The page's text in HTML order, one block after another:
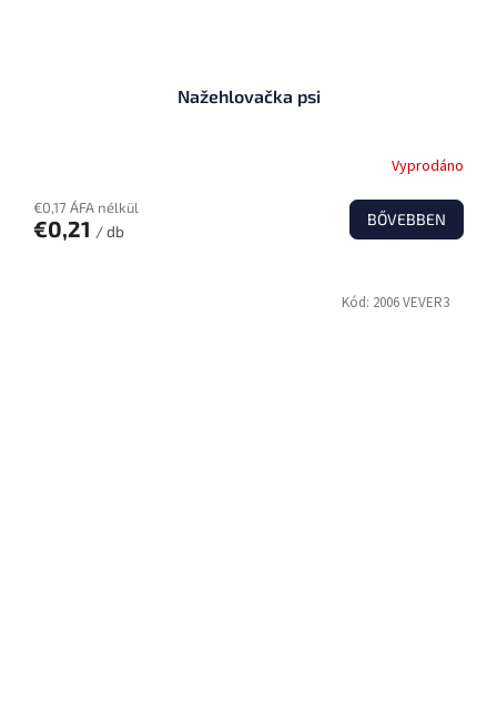
Nažehlovačka psi
Vyprodáno
€0,17 ÁFA nélkül
€0,21 / db
BŐVEBBEN
Kód: 2006 VEVER3